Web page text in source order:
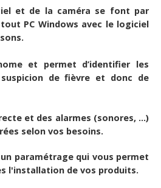
et de la caméra se font par
PC Windows avec le logiciel
et permet d’identifier les
de fièvre et donc de
et des alarmes (sonores, ...)
selon vos besoins.
paramétrage qui vous permet
l'installation de vos produits.